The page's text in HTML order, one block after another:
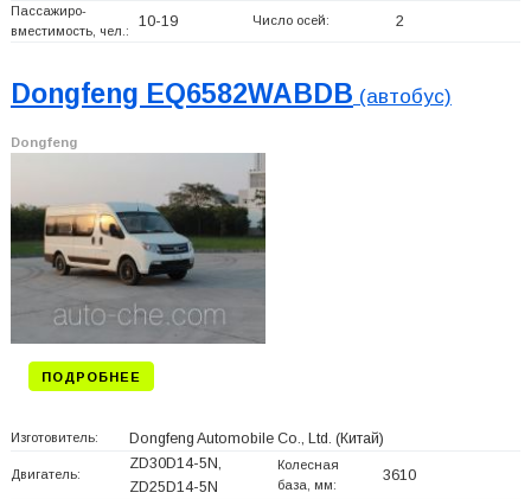
Пассажиро-
вместимость, чел.:
10-19 Число осей: 2
Dongfeng EQ6582WABDB (автобус)
Dongfeng
ПОДРОБНЕЕ
Изготовитель: Dongfeng Automobile Co., Ltd. (Китай)
Двигатель:
ZD30D14-5N,
ZD25D14-5N
Колесная
база, мм:
3610